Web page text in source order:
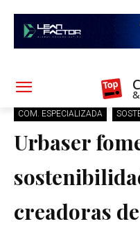
COM. ESPECIALIZADA
Urbaser
creadoras